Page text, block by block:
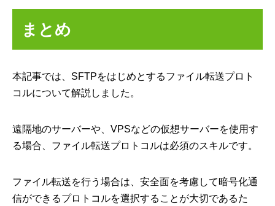
まとめ
本記事では、SFTPをはじめとするファイル転送プロト
コルについて解説しました。
遠隔地のサーバーや、VPSなどの仮想サーバーを使用す
る場合、ファイル転送プロトコルは必須のスキルです。
ファイル転送を行う場合は、安全面を考慮して暗号化通
信ができるプロトコルを選択することが大切であるた